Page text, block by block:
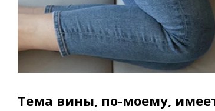
Тема вины, по-моему,